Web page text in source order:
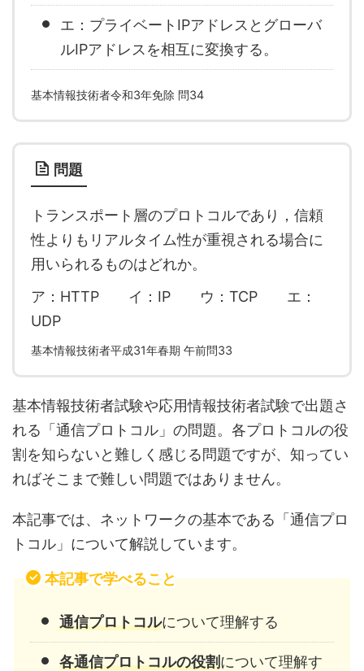
エ：プライベートIPアドレスとグローバ
ルIPアドレスを相互に変換する。
基本情報技術者令和3年免除 問34
問題
トランスポート層のプロトコルであり，信頼
性よりもリアルタイム性が重視される場合に
用いられるものはどれか。
ア：HTTP イ：IP ウ：TCP エ：
UDP
基本情報技術者平成31年春期 午前問33
基本情報技術者試験や応用情報技術者試験で出題さ
れる「通信プロトコル」の問題。各プロトコルの役
割を知らないと難しく感じる問題ですが、知ってい
ればそこまで難しい問題ではありません。
本記事では、ネットワークの基本である「通信プロ
トコル」について解説しています。
本記事で学べること
通信プロトコルについて理解する
各通信プロトコルの役割について理解す